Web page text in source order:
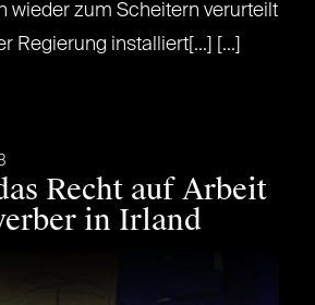
wieder zum Scheitern verurteilt
Regierung installiert[...] [...]
Recht auf Arbeit
in Irland